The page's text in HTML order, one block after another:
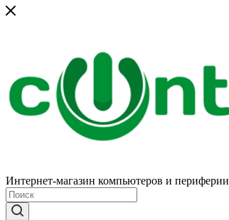
Интернет-магазин компьютеров и периферии